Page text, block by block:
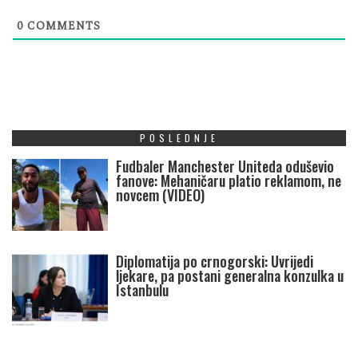
0 COMMENTS
POSLEDNJE
Fudbaler Manchester Uniteda oduševio
fanove: Mehaničaru platio reklamom, ne
novcem (VIDEO)
Diplomatija po crnogorski: Uvrijedi
ljekare, pa postani generalna konzulka u
Istanbulu